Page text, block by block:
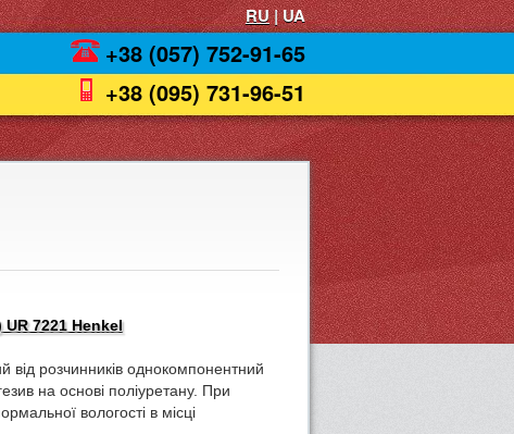
RU| UA
+38 (057) 752-91-65
+38 (095) 731-96-51
7221 Henkel
від розчинників однокомпонентний
на основі поліуретану. При
вологості в місці